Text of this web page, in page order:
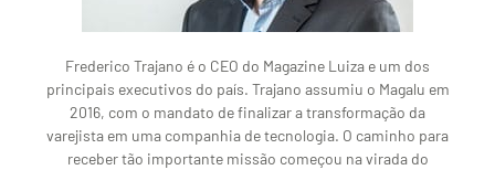
Frederico Trajano é o CEO do Magazine Luiza e um dos
principais executivos do país. Trajano assumiu o Magalu em
2016, com o mandato de finalizar a transformação da
varejista em uma companhia de tecnologia. O caminho para
receber tão importante missão começou na virada do